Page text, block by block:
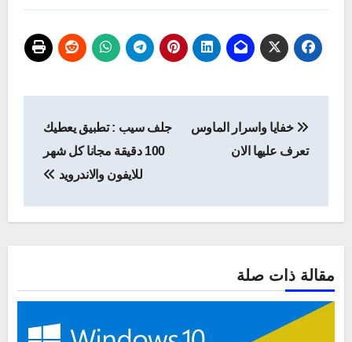
المقالات
خفايا واسرار الماوس
تعرف عليها الان
جلف سيب : تطبيق يعطيك
100 دقيقة مجانا كل شهر
للايفون والاندرويد
مقالة ذات صلة